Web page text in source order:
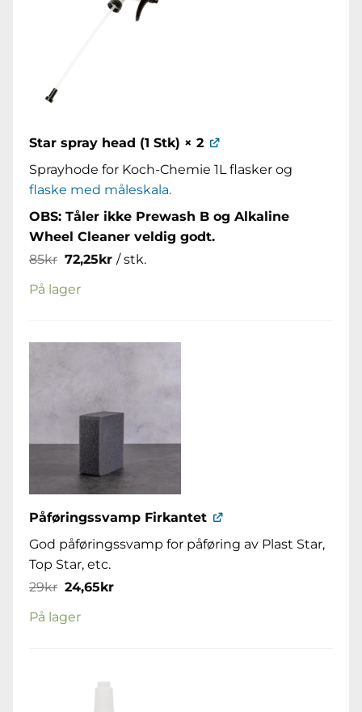
Star spray head (1 Stk) × 2
Sprayhode for Koch-Chemie 1L flasker og
flaske med måleskala.
OBS: Tåler ikke Prewash B og Alkaline
Wheel Cleaner veldig godt.
85kr Opprinnelig
pris
var:
85kr.
72,25krNåværende
/ stk.
På lager
Påføringssvamp Firkantet
God påføringssvamp for påføring av Plast Star,
Top Star, etc.
29kr Opprinnelig
pris
var:
29kr.
24,65krNåværende
På lager